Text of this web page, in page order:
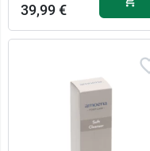
Nourrisson 42,99 €
39,99 €